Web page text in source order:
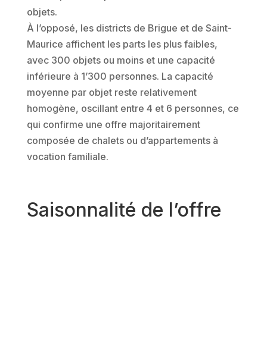
objets.
À l’opposé, les districts de Brigue et de Saint-
Maurice affichent les parts les plus faibles,
avec 300 objets ou moins et une capacité
inférieure à 1’300 personnes. La capacité
moyenne par objet reste relativement
homogène, oscillant entre 4 et 6 personnes, ce
qui confirme une offre majoritairement
composée de chalets ou d’appartements à
vocation familiale.
Saisonnalité de l’offre